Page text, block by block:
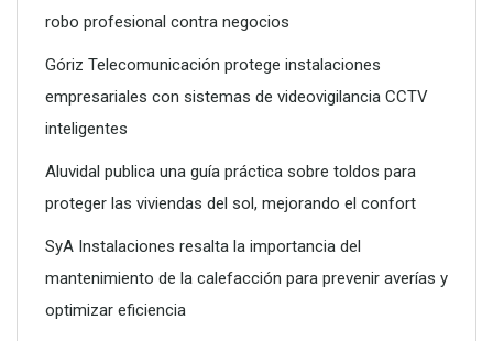
robo profesional contra negocios
Góriz Telecomunicación protege instalaciones
empresariales con sistemas de videovigilancia CCTV
inteligentes
Aluvidal publica una guía práctica sobre toldos para
proteger las viviendas del sol, mejorando el confort
SyA Instalaciones resalta la importancia del
mantenimiento de la calefacción para prevenir averías y
optimizar eficiencia